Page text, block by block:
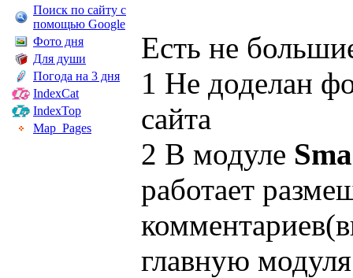
Поиск по сайту с
помощью Google
Фото дня
Для души
Погода на 3 дня
IndexCat
IndexTop
Map_Pages
Есть не
1 Не доделан
сайта
2 В модуле
работает
главную